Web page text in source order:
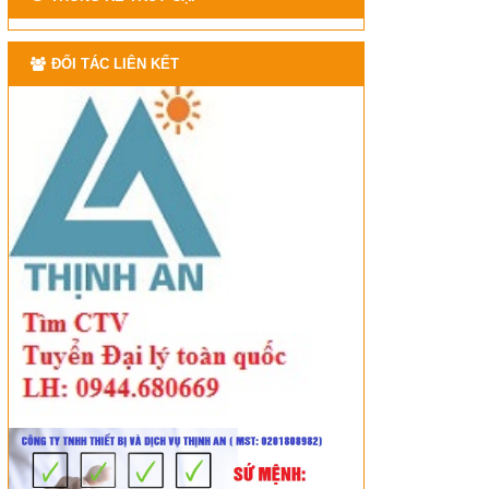
ĐỐI TÁC LIÊN KẾT